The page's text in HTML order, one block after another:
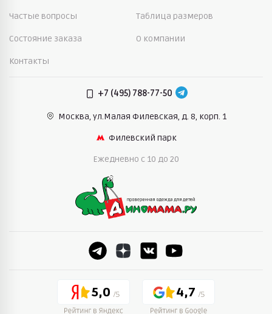
Частые вопросы Таблица размеров
Состояние заказа О компании
Контакты
+7 (495) 788-77-50
Москва, ул.Малая Филевская, д. 8, корп. 1
Филевский парк
Ежедневно c 10 до 20
5,0 4,7